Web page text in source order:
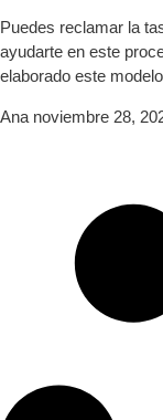
Puedes reclamar la
ayudarte en este
elaborado este
Ana noviembre 28,